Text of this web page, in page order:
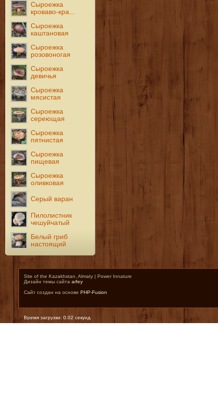
Сыроежка
кроваво-кра...
Сыроежка
каштановая
Сыроежка
розовоногая
Сыроежка
девичья
Сыроежка
мясистая
Сыроежка
сереющая
Сыроежка
пятнистая
Сыроежка
пищевая
Сыроежка
оливковая
Серый варан
Пилолистник
чешуйчатый
Белый гриб
настоящий
Site of the Kazakhstan, Almaty | Power Innature
Дизайн темы сайта arfey
Сайт создан на основе PHP-Fusion
Время загрузки: 0.02 секунд